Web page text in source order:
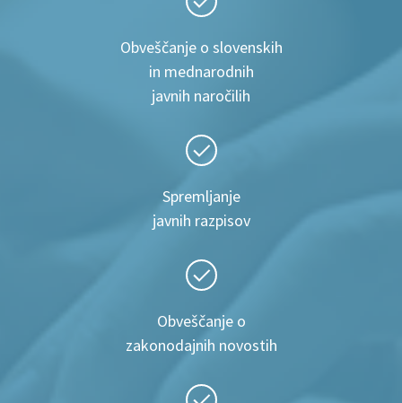
Obveščanje o slovenskih
in mednarodnih
javnih naročilih
Spremljanje
javnih razpisov
Obveščanje o
zakonodajnih novostih